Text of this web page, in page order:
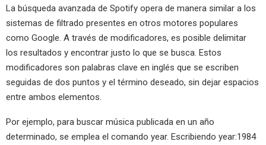
La búsqueda avanzada de Spotify opera de manera similar a los
sistemas de filtrado presentes en otros motores populares
como Google. A través de modificadores, es posible delimitar
los resultados y encontrar justo lo que se busca. Estos
modificadores son palabras clave en inglés que se escriben
seguidas de dos puntos y el término deseado, sin dejar espacios
entre ambos elementos.
Por ejemplo, para buscar música publicada en un año
determinado, se emplea el comando year. Escribiendo year:1984